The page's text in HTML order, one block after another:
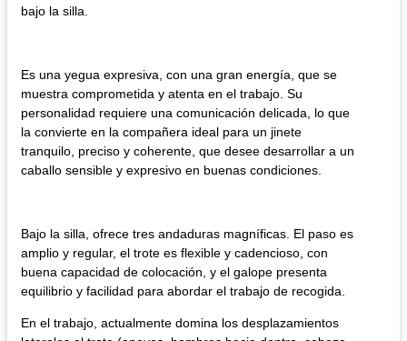
bajo la silla.
Es una yegua expresiva, con una gran energía, que se
muestra comprometida y atenta en el trabajo. Su
personalidad requiere una comunicación delicada, lo que
la convierte en la compañera ideal para un jinete
tranquilo, preciso y coherente, que desee desarrollar a un
caballo sensible y expresivo en buenas condiciones.
Bajo la silla, ofrece tres andaduras magníficas. El paso es
amplio y regular, el trote es flexible y cadencioso, con
buena capacidad de colocación, y el galope presenta
equilibrio y facilidad para abordar el trabajo de recogida.
En el trabajo, actualmente domina los desplazamientos